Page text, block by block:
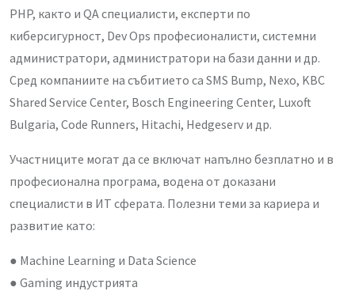
PHP, както и QA специалисти, експерти по
киберсигурност, Dev Ops професионалисти, системни
администратори, администратори на бази данни и др.
Сред компаниите на събитието са SMS Bump, Nexo, KBC
Shared Service Center, Bosch Engineering Center, Luxoft
Bulgaria, Code Runners, Hitachi, Hedgeserv и др.
Участниците могат да се включат напълно безплатно и в
професионална програма, водена от доказани
специалисти в ИТ сферата. Полезни теми за кариера и
развитие като:
● Machine Learning и Data Science
● Gaming индустрията